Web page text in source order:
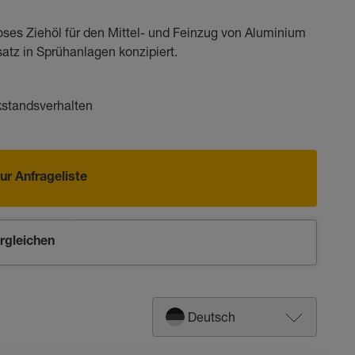
Ziehöl für den Mittel- und Feinzug von Aluminium
in Sprühanlagen konzipiert.
Anfrageliste
Deutsch